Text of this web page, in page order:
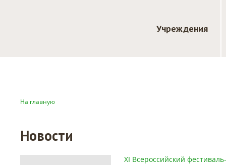
Учреждения
На главную
Новости
ХI Всероссийский